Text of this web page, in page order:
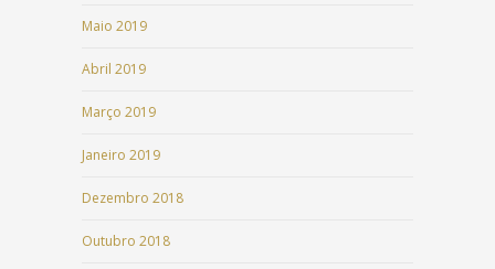
Maio 2019
Abril 2019
Março 2019
Janeiro 2019
Dezembro 2018
Outubro 2018